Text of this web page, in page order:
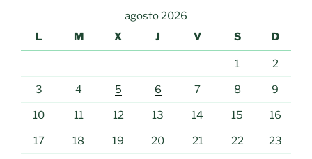
agosto 2026
L
M X J V S D
1 2
3 4 5 6 7 8 9
10 11 12 13 14 15 16
17 18 19 20 21 22 23